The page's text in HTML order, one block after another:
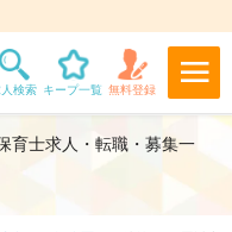
育士求人・転職・募集一